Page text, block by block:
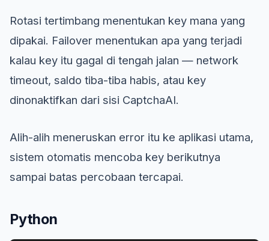
Rotasi tertimbang menentukan key mana yang
dipakai. Failover menentukan apa yang terjadi
kalau key itu gagal di tengah jalan — network
timeout, saldo tiba-tiba habis, atau key
dinonaktifkan dari sisi CaptchaAI.
Alih-alih meneruskan error itu ke aplikasi utama,
sistem otomatis mencoba key berikutnya
sampai batas percobaan tercapai.
Python